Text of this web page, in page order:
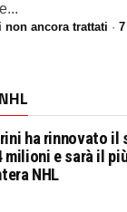
ancora trattati ·
ha rinnovato il
milioni e sarà il
NHL